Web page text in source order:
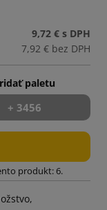
9,72 € s DPH
7,92 € bez DPH
paletu
+ 3456
produkt: 6.